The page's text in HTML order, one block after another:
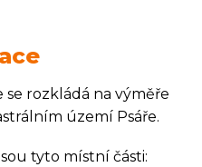
se rozkládá na výměře
území Psáře.
tyto místní části: